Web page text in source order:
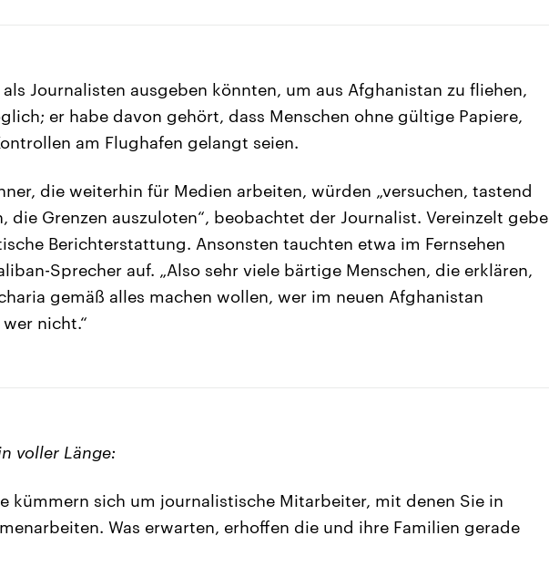
als Journalisten ausgeben könnten, um aus Afghanistan zu fliehen,
er habe davon gehört, dass Menschen ohne gültige Papiere,
am Flughafen gelangt seien.
die weiterhin für Medien arbeiten, würden „versuchen, tastend
die Grenzen auszuloten“, beobachtet der Journalist. Vereinzelt gebe
Berichterstattung. Ansonsten tauchten etwa im Fernsehen
Sprecher auf. „Also sehr viele bärtige Menschen, die erklären,
gemäß alles machen wollen, wer im neuen Afghanistan
nicht.“
voller Länge:
kümmern sich um journalistische Mitarbeiter, mit denen Sie in
Was erwarten, erhoffen die und ihre Familien gerade